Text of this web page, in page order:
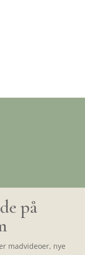
på
madvideoer, nye